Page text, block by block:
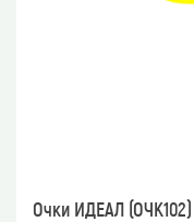
Очки ИДЕАЛ